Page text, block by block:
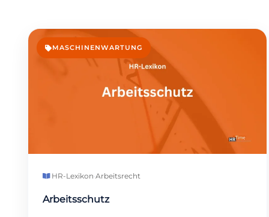
MASCHINENWARTUNG
HR-Lexikon·Arbeitsrecht
Arbeitsschutz